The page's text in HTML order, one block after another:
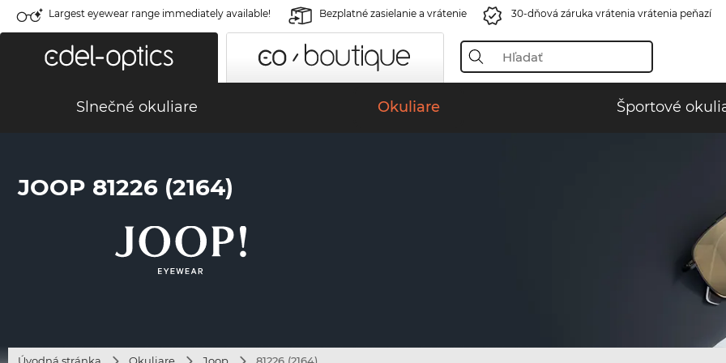
Largest eyewear range immediately available! Bezplatné zasielanie a vrátenie 30-dňová záruka vrátenia vrátenia peňazí
Slnečné okuliare Okuliare Športové
JOOP 81226 (2164)